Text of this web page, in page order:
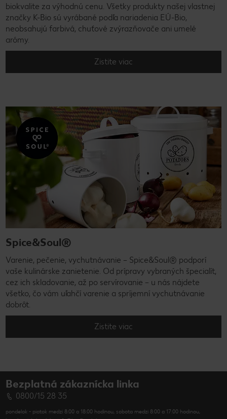
biokvalite za výhodnú cenu. Všetky produkty našej vlastnej
značky K-Bio sú vyrábané podľa nariadenia EÚ-Bio,
neobsahujú farbivá, chuťové zvýrazňovače ani umelé
arómy.
Zistite viac
Spice&Soul®
Varenie, pečenie, vychutnávanie – Spice&Soul® podporí
vaše kulinárske zanietenie. Od prípravy vybraných špecialít,
cez ich skladovanie, až po servírovanie – u nás nájdete
všetko, čo vám uľahčí varenie a spríjemní vychutnávanie
dobrôt.
Zistite viac
Bezplatná zákaznícka linka
0800/15 28 35
pondelok - piatok medzi 8:00 a 18:00 hodinou, sobota medzi 8:00 a 17:00 hodinou,